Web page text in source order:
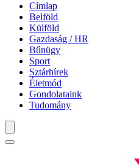
Címlap
Belföld
Külföld
Gazdaság / HR
Bűnügy
Sport
Sztárhírek
Életmód
Gondolataink
Tudomány